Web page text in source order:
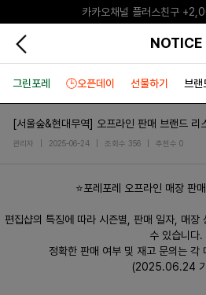
카카오채널 플러스친구
포레포레 앱 다운로드
NOTICE
그린포레 🕒오픈데이 선물하기 브랜
[서울숲&현대무역] 오프라인 판매 브랜드
관리자 2025-06-24 조회수 356 추천수 0
⭐포레포레 오프라인 매장 판
편집샵의 특징에 따라 시즌별, 판매 일자, 매장
수 있습니다.
정확한 판매 여부 및 재고 문의는 각
(2025.06.24